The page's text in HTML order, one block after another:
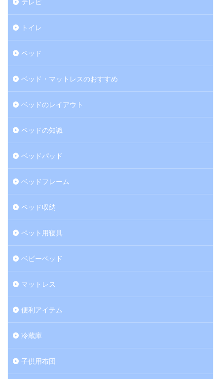
トイレ
ベッド
ベッド・マットレスのおすすめ
ベッドのレイアウト
ベッドの知識
ベッドパッド
ベッドフレーム
ベッド収納
ペット用寝具
ベビーベッド
マットレス
便利アイテム
冷蔵庫
子供用布団